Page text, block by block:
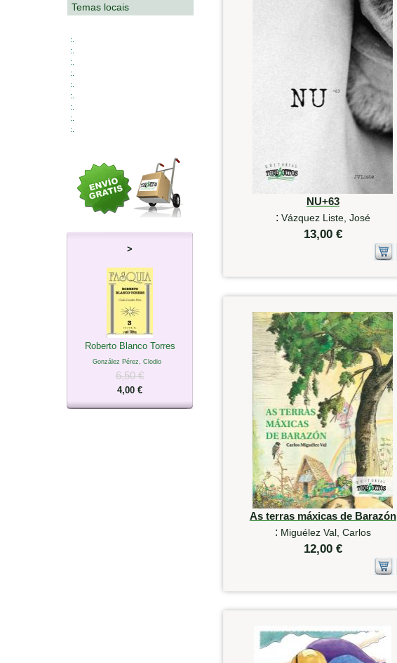
Temas locais
:.
:.
:.
:.
:.
:.
:.
:.
:.
>
Roberto Blanco Torres
González Pérez, Clodio
6,50 €
4,00 €
NU+63
: Vázquez Liste, José
13,00 €
As terras máxicas de Barazón
: Miguélez Val, Carlos
12,00 €